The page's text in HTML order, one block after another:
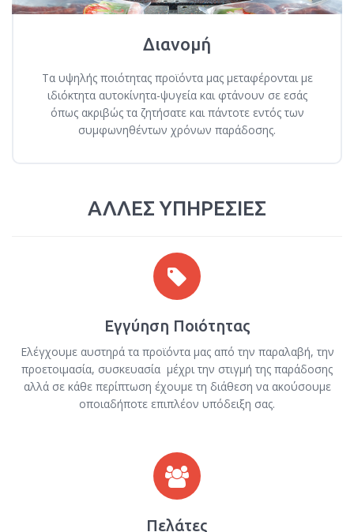
Διανομή
Τα υψηλής ποιότητας προϊόντα μας μεταφέρονται με
ιδιόκτητα αυτοκίνητα-ψυγεία και φτάνουν σε εσάς
όπως ακριβώς τα ζητήσατε και πάντοτε εντός των
συμφωνηθέντων χρόνων παράδοσης.
ΑΛΛΕΣ ΥΠΗΡΕΣΙΕΣ
Εγγύηση Ποιότητας
Ελέγχουμε αυστηρά τα προϊόντα μας από την παραλαβή, την
προετοιμασία, συσκευασία μέχρι την στιγμή της παράδοσης
αλλά σε κάθε περίπτωση έχουμε τη διάθεση να ακούσουμε
οποιαδήποτε επιπλέον υπόδειξη σας.
Πελάτες